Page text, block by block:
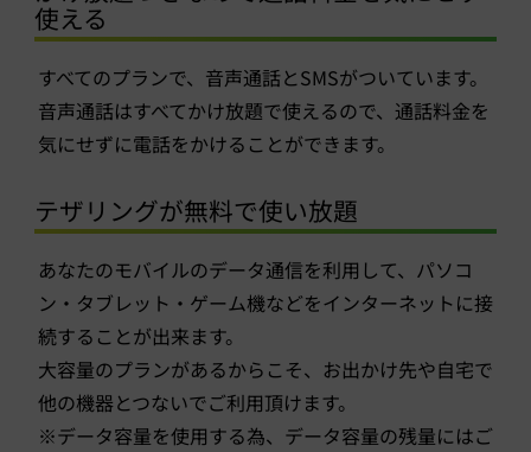
使える
すべてのプランで、音声通話とSMSがついています。
音声通話はすべてかけ放題で使えるので、通話料金を
気にせずに電話をかけることができます。
テザリングが無料で使い放題
あなたのモバイルのデータ通信を利用して、パソコ
ン・タブレット・ゲーム機などをインターネットに接
続することが出来ます。
大容量のプランがあるからこそ、お出かけ先や自宅で
他の機器とつないでご利用頂けます。
※データ容量を使用する為、データ容量の残量にはご